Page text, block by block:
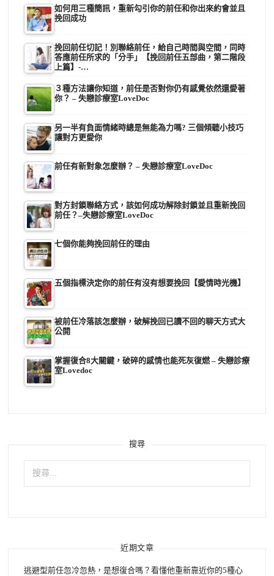
如何用三種簡訊，重新勾引你的前任和你出來約會並且
挽回成功
挽回前任切記！別聯絡前任，給自己時間與空間，同時
答應前任所求的「分手」【挽回前任五部曲，第二階段
上篇】-…
３種方法讓你知道，前任是否對你仍有感覺依然還愛著
你？ – 失戀診療室LoveDoc
另一半有負面情緒時總是無能為力嗎? 三個傾聽小技巧
讓對方更愛你
前任有新對象怎麼辦？ – 失戀診療室LoveDoc
對方封鎖聯絡方式，該如何成功解除封鎖並且重新挽回
前任？–失戀診療室LoveDoc
七個你能夠挽回前任的理由
五個指標決定你的前任有沒有想要挽回【愛情時光機】
被前任冷落該怎麼辦，破解挽回已讀不回的聊天方式大
公開
掌握復合8大關鍵，破碎的感情也能死灰復燃 – 失戀診療
室Lovedoc
搜尋
搜
鍵
近期文章
逃避型前任忽冷忽熱，是想復合嗎？看懂他重新靠近你的5種心